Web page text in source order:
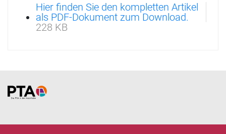
Hier finden Sie den kompletten Artikel
als PDF-Dokument zum Download.
228 KB
Home